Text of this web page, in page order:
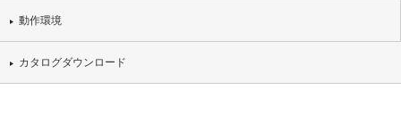
動作環境
カタログダウンロード